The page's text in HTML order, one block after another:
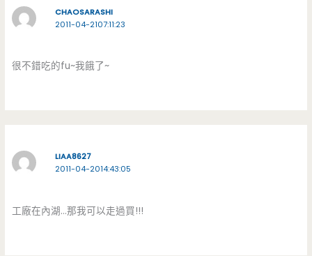
CHAOSARASHI
2011-04-2107:11:23
很不錯吃的fu~我餓了~
LIAA8627
2011-04-2014:43:05
工廠在內湖…那我可以走過買!!!